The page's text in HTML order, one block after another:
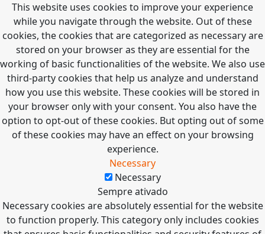
This website uses cookies to improve your experience
while you navigate through the website. Out of these
cookies, the cookies that are categorized as necessary are
stored on your browser as they are essential for the
working of basic functionalities of the website. We also use
third-party cookies that help us analyze and understand
how you use this website. These cookies will be stored in
your browser only with your consent. You also have the
option to opt-out of these cookies. But opting out of some
of these cookies may have an effect on your browsing
experience.
Necessary
Necessary
Sempre ativado
Necessary cookies are absolutely essential for the website
to function properly. This category only includes cookies